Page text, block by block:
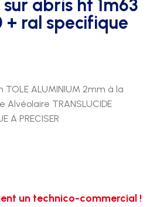
abris ht 1m63
+ ral specifique
TOLE ALUMINIUM 2mm à la
TRANSLUCIDE
A PRECISER
un technico-commercial !